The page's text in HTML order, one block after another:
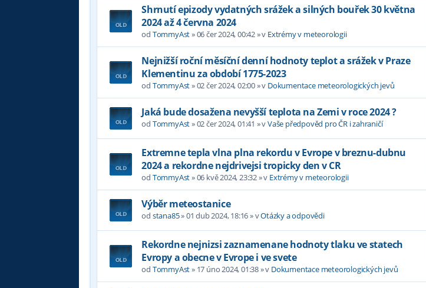
Shrnutí epizody vydatných srážek a silných bouřek 30 května
2024 až 4 června 2024
od TommyAst»06 čer 2024, 00:42» v Extrémy v meteorologii
Nejnižší roční měsíční denní hodnoty teplot a srážek v Praze
Klementinu za období 1775-2023
od TommyAst»02 čer 2024, 02:00» v Dokumentace meteorologických jevů
Jaká bude dosažena nevyšší teplota na Zemi v roce 2024 ?
od TommyAst»02 čer 2024, 01:41 » vVaše předpověd pro ČR i zahraničí
Extremne tepla vlna plna rekordu v Evrope v breznu-dubnu
2024 a rekordne nejdrivejsi tropicky den v CR
od TommyAst»06 kvě 2024, 23:32» v Extrémy v meteorologii
Výběr meteostanice
od stana85»01 dub 2024, 18:16» vOtázky a odpovědi
Rekordne nejnizsi zaznamenane hodnoty tlaku ve statech
Evropy a obecne v Evrope i ve svete
od TommyAst» 17 úno 2024, 01:38» v Dokumentace meteorologických jevů